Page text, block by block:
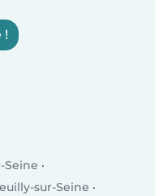
!
Seine
sur-Seine